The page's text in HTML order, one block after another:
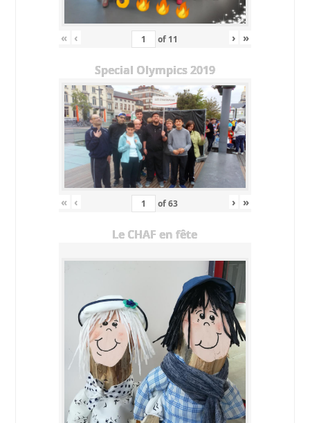
« ‹ of 11 › »
Special Olympics 2019
« ‹ of63 › »
Le CHAF en fête